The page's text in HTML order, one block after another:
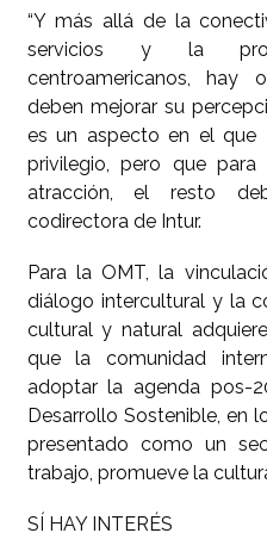
“Y más allá de la
servicios y la
centroamericanos, hay
deben mejorar su
es un aspecto en el que
privilegio, pero que
atracción, el resto
codirectora de Intur.
Para la OMT, la
diálogo intercultural y la
cultural y natural
que la comunidad
adoptar la agenda pos-
Desarrollo Sostenible, en
presentado como un
trabajo, promueve la
SÍ HAY INTERÉS